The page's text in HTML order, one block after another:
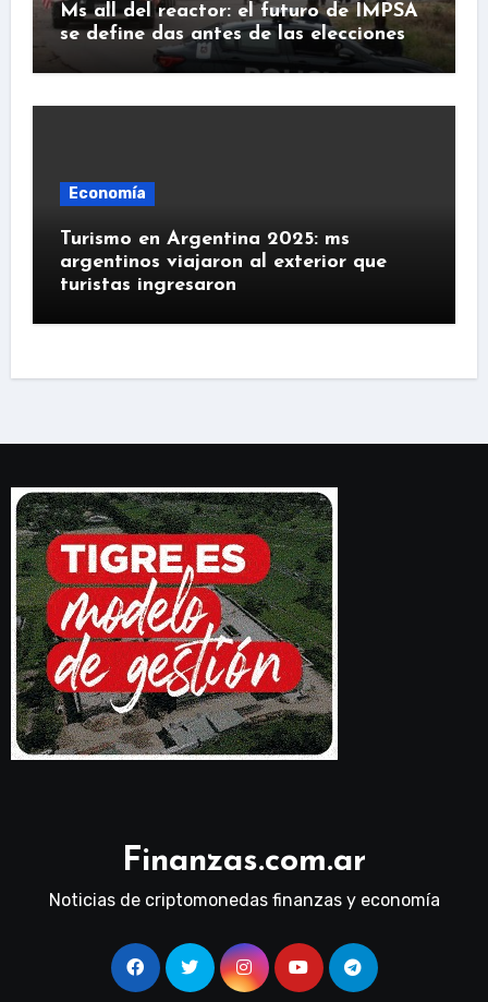
Ms all del reactor: el futuro de IMPSA
se define das antes de las elecciones
Economía
Turismo en Argentina 2025: ms
argentinos viajaron al exterior que
turistas ingresaron
Finanzas.com.ar
Noticias de criptomonedas finanzas y economía